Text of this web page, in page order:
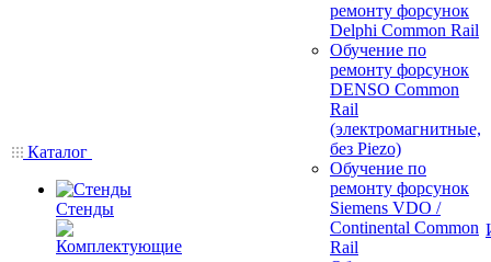
Каталог
Стенды
ремонту форсунок
Delphi Common Rail
Обучение по
ремонту форсунок
DENSO Common
Rail
(электромагнитные,
без Piezo)
Обучение по
ремонту форсунок
Siemens VDO /
Continental Common
Rail